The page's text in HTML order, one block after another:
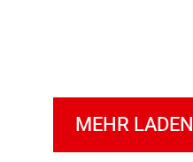
MEHR LADEN